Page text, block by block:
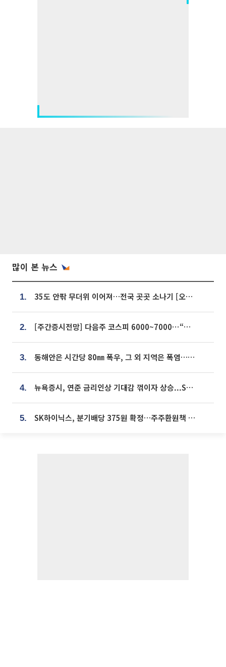
많이 본 뉴스
1. 35도 안팎 무더위 이어져…전국 곳곳 소나기 [오늘 날씨]
2. [주간증시전망] 다음주 코스피 6000~7000⋯“外人 수급은 정책이 변수”
3. 동해안은 시간당 80㎜ 폭우, 그 외 지역은 폭염…‘극과 극 날씨’
4. 뉴욕증시, 연준 금리인상 기대감 꺾이자 상승...S&P500 사상 최고치 [종합]
5. SK하이닉스, 분기배당 375원 확정…주주환원책 9월로 앞당겨 발표